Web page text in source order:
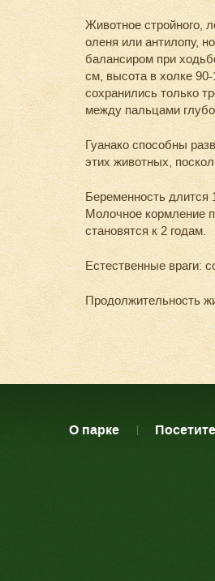
Животное стройного,
оленя или антилопу,
балансиром при
см, высота в холке
сохранились только
между пальцами
Гуанако способны
этих животных,
Беременность
Молочное кормление
становятся к 2 годам.
Естественные враги:
Продолжительность
О парке